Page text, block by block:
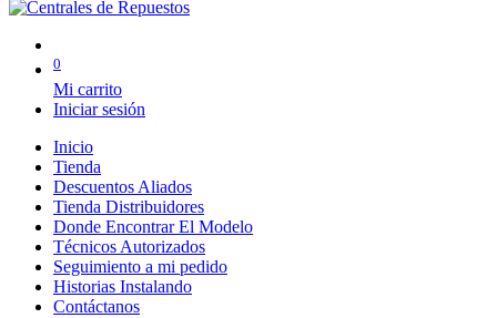
0
Mi carrito
Iniciar sesión
Inicio
Tienda
Descuentos Aliados
Tienda Distribuidores
Donde Encontrar El Modelo
Técnicos Autorizados
Seguimiento a mi pedido
Historias Instalando
Contáctanos